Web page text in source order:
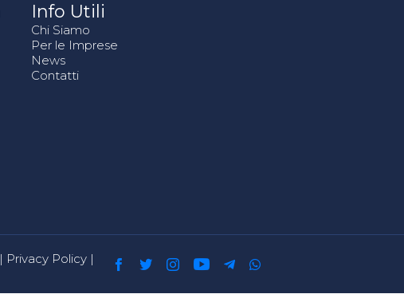
Info Utili
Chi Siamo
Per le Imprese
News
Contatti
| Privacy Policy |